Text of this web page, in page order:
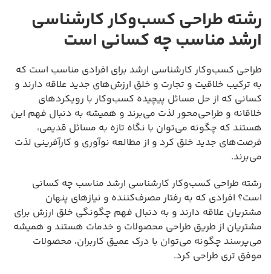
رشته طراحی کسب‌وکار کارشناسی
ارشد مناسب چه کسانی است
طراحی کسب‌وکار کارشناسی ارشد برای افرادی مناسب است که
به ترکیب خلاقیت و تجارت و خلق ارزش‌های جدید علاقه دارند و
کسانی که از حل مسائل پیچیده کسب‌وکار با رویکردهای
خلاقانه و طراحی‌محور لذت می‌برند و همیشه به دنبال فهم این
هستند که چگونه می‌توان با نگاه تازه به مسائل قدیمی،
فرصت‌های جدید خلق کرد و از مطالعه نوآوری و کارآفرینی لذت
می‌برند.
رشته طراحی کسب‌وکار کارشناسی ارشد مناسب چه کسانی
است؟ افرادی که به رفتار مصرف‌کننده و نیازهای پنهان
مشتریان علاقه دارند و به دنبال فهم چگونگی خلق ارزش برای
مشتریان از طریق طراحی محصولات و خدمات هستند و همیشه
می‌پرسند چگونه می‌توان با درک عمیق کاربران، محصولات
موفق تری طراحی کرد.